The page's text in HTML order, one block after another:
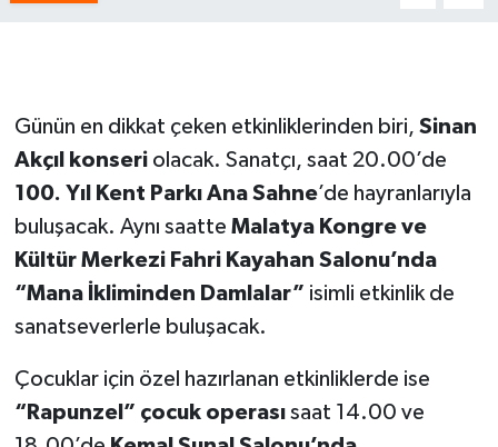
Günün en dikkat çeken etkinliklerinden biri, Sinan
Akçıl konseriolacak. Sanatçı, saat 20.00’de
100. Yıl Kent Parkı Ana Sahne’de hayranlarıyla
buluşacak. Aynı saatte Malatya Kongre ve
Kültür Merkezi Fahri Kayahan Salonu’nda
“Mana İkliminden Damlalar” isimli etkinlik de
sanatseverlerle buluşacak.
Çocuklar için özel hazırlanan etkinliklerde ise
“Rapunzel” çocuk operasısaat 14.00 ve